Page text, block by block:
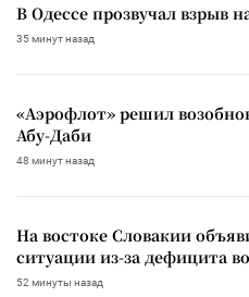
В Одессе прозвучал взрыв
35 минут назад
«Аэрофлот» решил
Абу-Даби
48 минут назад
На востоке Словакии
ситуации из-за дефицита
52 минуты назад